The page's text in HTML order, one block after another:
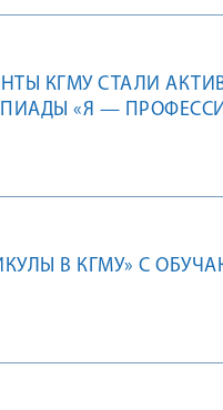
КГМУ СТАЛИ
«Я —
В КГМУ» С